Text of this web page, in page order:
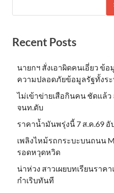
Recent Posts
นายกฯ สั่งเอาผิดคนเอี่ยว ข้
ความปลอดภัยข้อมูลรัฐทั้งร
ไม่เข้าข่าย​เสือกินคน ชัดแล้ว
จนท.ดับ
ราคาน้ำมันพรุ่งนี้ 7 ส.ค.69
เพลิงไหม้รถกระบะบนถนน
รอดหวุดหวิด
น่าห่วง สาวเผยบทเรียนรา
กำเริบทันที